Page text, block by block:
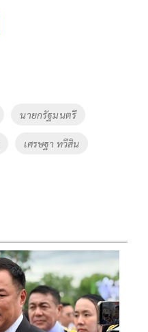
นายกรัฐมนตรี
เศรษฐา ทวีสิน